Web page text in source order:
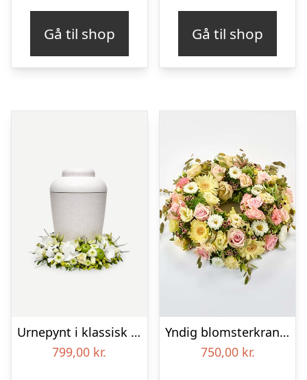
Gå til shop Gå til shop
Urnepynt i klassisk stil – creme
799,00 kr.
Yndig blomsterkrans i pastelfarver, floristens valg – Blomster til begravelse
750,00 kr.